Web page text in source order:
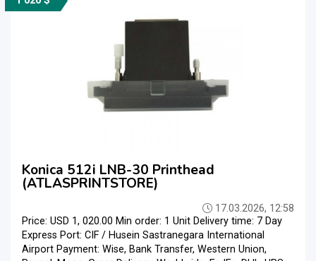
Konica 512i LNB-30 Printhead
(ATLASPRINTSTORE)
17.03.2026, 12:58
Price: USD 1, 020.00 Min order: 1 Unit Delivery time: 7 Day
Express Port: CIF / Husein Sastranegara International
Airport Payment: Wise, Bank Transfer, Western Union,